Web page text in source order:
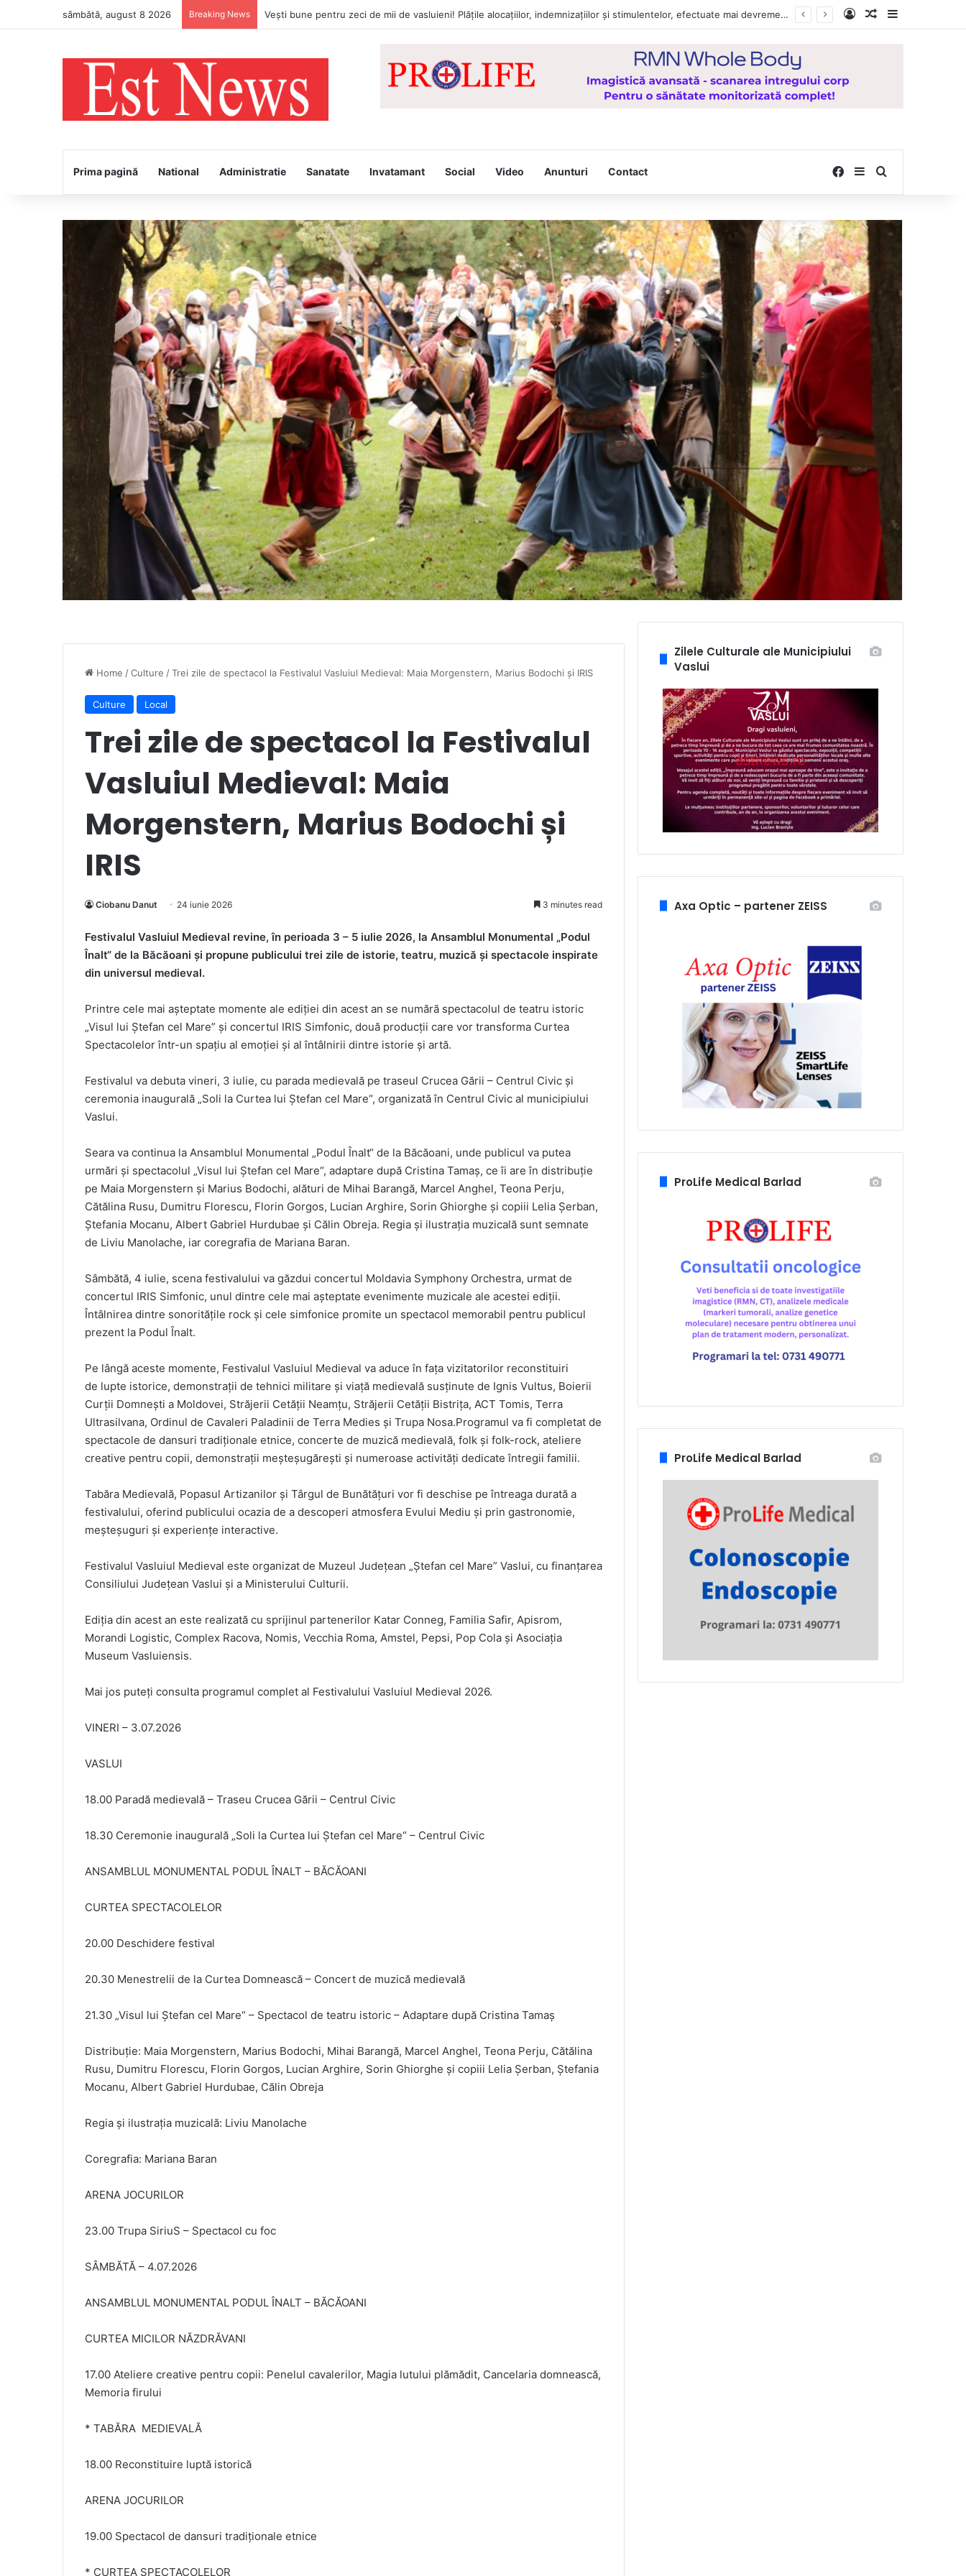
sâmbătă, august 8 2026 Breaking News Vești bune pentru zeci de mii de vasluieni! Plățile alocațiilor, indemnizațiilor și stimulentelor, efectuate mai devreme în luna august 2026 Log InRandom Article
Sidebar
Prima pagină National Administratie Sanatate Invatamant Social Video Anunturi Contact Facebook
SidebarSearch for
Home /Culture /Trei zile de spectacol la Festivalul Vasluiul Medieval: Maia Morgenstern, Marius Bodochi și IRIS
Culture Local
Trei zile de spectacol la Festivalul
Vasluiul Medieval: Maia
Morgenstern, Marius Bodochi și
IRIS
Ciobanu Danut 24 iunie 2026 3 minutes read
Festivalul Vasluiul Medieval revine, în perioada 3 – 5 iulie 2026, la Ansamblul Monumental „Podul
Înalt“ de la Băcăoani și propune publicului trei zile de istorie, teatru, muzică și spectacole inspirate
din universul medieval.
Printre cele mai așteptate momente ale ediției din acest an se numără spectacolul de teatru istoric
„Visul lui Ștefan cel Mare” și concertul IRIS Simfonic, două producții care vor transforma Curtea
Spectacolelor într-un spațiu al emoției și al întâlnirii dintre istorie și artă.
Festivalul va debuta vineri, 3 iulie, cu parada medievală pe traseul Crucea Gării – Centrul Civic și
ceremonia inaugurală „Soli la Curtea lui Ștefan cel Mare“, organizată în Centrul Civic al municipiului
Vaslui.
Seara va continua la Ansamblul Monumental „Podul Înalt“ de la Băcăoani, unde publicul va putea
urmări și spectacolul „Visul lui Ștefan cel Mare“, adaptare după Cristina Tamaș, ce îi are în distribuție
pe Maia Morgenstern și Marius Bodochi, alături de Mihai Barangă, Marcel Anghel, Teona Perju,
Cătălina Rusu, Dumitru Florescu, Florin Gorgos, Lucian Arghire, Sorin Ghiorghe și copiii Lelia Șerban,
Ștefania Mocanu, Albert Gabriel Hurdubae și Călin Obreja. Regia și ilustrația muzicală sunt semnate
de Liviu Manolache, iar coregrafia de Mariana Baran.
Sâmbătă, 4 iulie, scena festivalului va găzdui concertul Moldavia Symphony Orchestra, urmat de
concertul IRIS Simfonic, unul dintre cele mai așteptate evenimente muzicale ale acestei ediții.
Întâlnirea dintre sonoritățile rock și cele simfonice promite un spectacol memorabil pentru publicul
prezent la Podul Înalt.
Pe lângă aceste momente, Festivalul Vasluiul Medieval va aduce în fața vizitatorilor reconstituiri
de lupte istorice, demonstrații de tehnici militare și viață medievală susținute de Ignis Vultus, Boierii
Curții Domnești a Moldovei, Străjerii Cetății Neamțu, Străjerii Cetății Bistrița, ACT Tomis, Terra
Ultrasilvana, Ordinul de Cavaleri Paladinii de Terra Medies și Trupa Nosa.Programul va fi completat de
spectacole de dansuri tradiționale etnice, concerte de muzică medievală, folk și folk-rock, ateliere
creative pentru copii, demonstrații meșteșugărești și numeroase activități dedicate întregii familii.
Tabăra Medievală, Popasul Artizanilor și Târgul de Bunătățuri vor fi deschise pe întreaga durată a
festivalului, oferind publicului ocazia de a descoperi atmosfera Evului Mediu și prin gastronomie,
meșteșuguri și experiențe interactive.
Festivalul Vasluiul Medieval este organizat de Muzeul Județean „Ștefan cel Mare” Vaslui, cu finanțarea
Consiliului Județean Vaslui și a Ministerului Culturii.
Ediția din acest an este realizată cu sprijinul partenerilor Katar Conneg, Familia Safir, Apisrom,
Morandi Logistic, Complex Racova, Nomis, Vecchia Roma, Amstel, Pepsi, Pop Cola și Asociația
Museum Vasluiensis.
Mai jos puteți consulta programul complet al Festivalului Vasluiul Medieval 2026.
VINERI – 3.07.2026
VASLUI
18.00 Paradă medievală – Traseu Crucea Gării – Centrul Civic
18.30 Ceremonie inaugurală „Soli la Curtea lui Ștefan cel Mare“ – Centrul Civic
ANSAMBLUL MONUMENTAL PODUL ÎNALT – BĂCĂOANI
CURTEA SPECTACOLELOR
20.00 Deschidere festival
20.30 Menestrelii de la Curtea Domnească – Concert de muzică medievală
21.30 „Visul lui Ștefan cel Mare“ – Spectacol de teatru istoric – Adaptare după Cristina Tamaș
Distribuție: Maia Morgenstern, Marius Bodochi, Mihai Barangă, Marcel Anghel, Teona Perju, Cătălina
Rusu, Dumitru Florescu, Florin Gorgos, Lucian Arghire, Sorin Ghiorghe și copiii Lelia Șerban, Ștefania
Mocanu, Albert Gabriel Hurdubae, Călin Obreja
Regia și ilustrația muzicală: Liviu Manolache
Coregrafia: Mariana Baran
ARENA JOCURILOR
23.00 Trupa SiriuS – Spectacol cu foc
SÂMBĂTĂ – 4.07.2026
ANSAMBLUL MONUMENTAL PODUL ÎNALT – BĂCĂOANI
CURTEA MICILOR NĂZDRĂVANI
17.00 Ateliere creative pentru copii: Penelul cavalerilor, Magia lutului plămădit, Cancelaria domnească,
Memoria firului
* TABĂRA MEDIEVALĂ
18.00 Reconstituire luptă istorică
ARENA JOCURILOR
19.00 Spectacol de dansuri tradiționale etnice
* CURTEA SPECTACOLELOR
Zilele Culturale ale Municipiului
Vaslui
Axa Optic – partener ZEISS
ProLife Medical Barlad
ProLife Medical Barlad